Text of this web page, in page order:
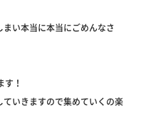
い本当に本当にごめんなさ
！
いきますので集めていくの楽